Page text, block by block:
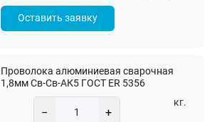
Оставить заявку
Проволока алюминиевая сварочная
1,8мм Св-Св-АК5 ГОСТ ER 5356
− +
кг.